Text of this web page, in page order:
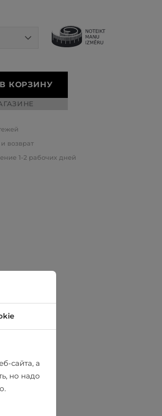
КОРЗИНУ
возврат
1-2 рабочих дней
сайта, а
но надо